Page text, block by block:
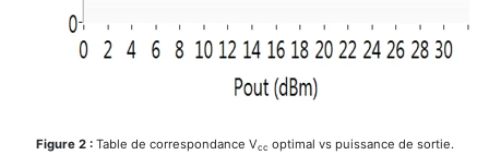
Figure 2 :Table de correspondance Vcc optimal vs puissance de sortie.